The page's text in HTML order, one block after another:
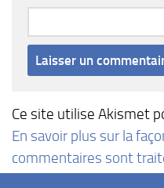
Ce site utilise Akismet
En savoir plus sur la
commentaires sont